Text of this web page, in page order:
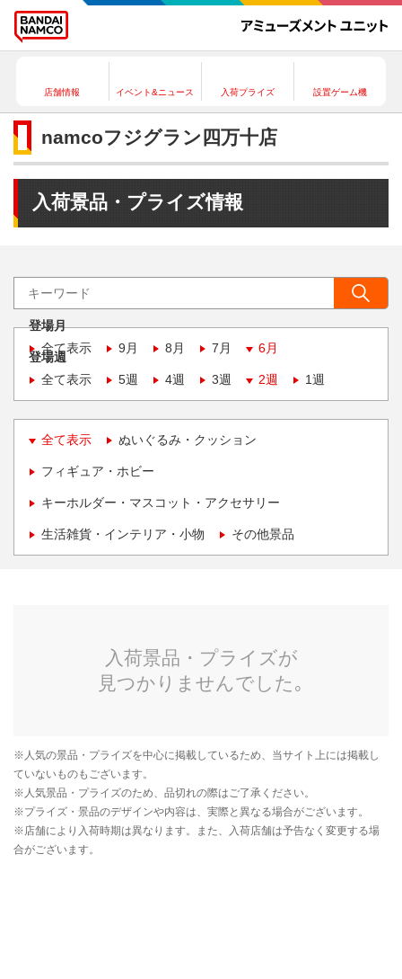
店舗情報 イベント&ニュース 入荷プライズ 設置ゲーム機
namcoフジグラン四万十店
入荷景品・プライズ情報
登場月
全て表示
9月 8月 7月 6月
登場週
全て表示
5週 4週 3週 2週 1週
全て表示 ぬいぐるみ・クッション
フィギュア・ホビー
キーホルダー・マスコット・アクセサリー
生活雑貨・インテリア・小物 その他景品